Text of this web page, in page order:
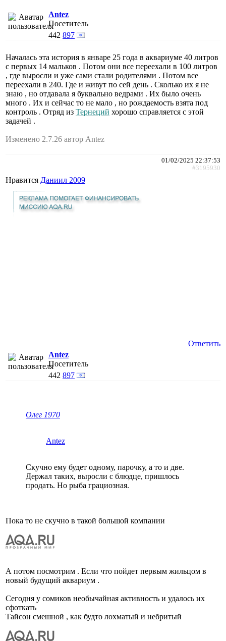
Antez
Посетитель
442 897
Началась эта история в январе 25 года в аквариуме 40 литров
с первых 14 мальков . Потом они все переехали в 100 литров
, где выросли и уже сами стали родителями . Потом все
переехали в 240. Где и живут по сей день . Сколько их я не
знаю , но отдавала я буквально ведрами . Их было очень
много . Их и сейчас то не мало , но рождаемость взята под
контроль . Отряд из Тернеций хорошо справляется с этой
задачей .
Изменено 2.7.26 автор Antez
01/02/2025 22:37:53
#3195930
Нравится Даниил 2009
Ответить
Antez
Посетитель
442 897
Олег 1970
Antez
Скучно ему будет одному, парочку, а то и две.
Держал таких, выросли с блюдце, пришлось
продать. Но рыба грациозная.
Пока то не скучно в такой большой компании
А потом посмотрим . Если что пойдет первым жильцом в
новый будущий аквариум .
Сегодня у сомиков необычайная активность и удалось их
сфоткать
Тайсон смешной , как будто лохматый и небритый